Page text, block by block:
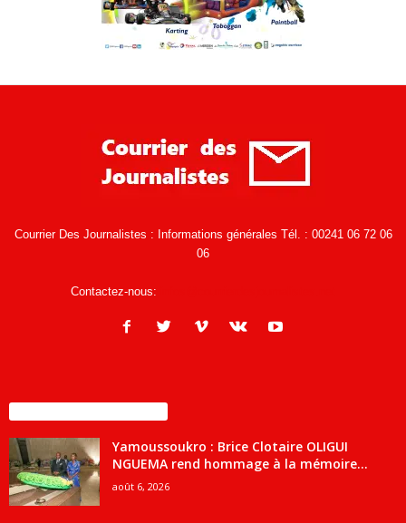
Courrier Des Journalistes : Informations générales Tél. : 00241 06 72 06
06
Contactez-nous:
Yamoussoukro : Brice Clotaire OLIGUI
NGUEMA rend hommage à la mémoire...
août 6, 2026